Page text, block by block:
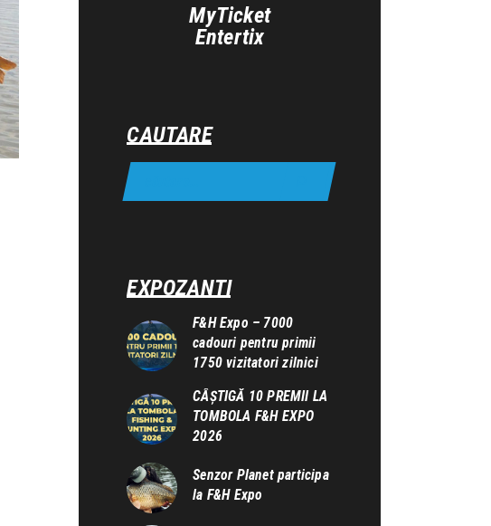
MyTicket
Entertix
CAUTARE
EXPOZANTI
F&H Expo – 7000
cadouri pentru primii
1750 vizitatori zilnici
CÂȘTIGĂ 10 PREMII LA
TOMBOLA F&H EXPO
2026
Senzor Planet participa
la F&H Expo